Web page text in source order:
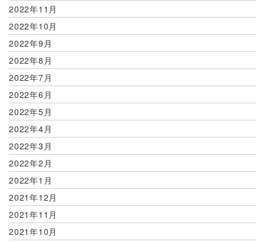
2022年11月
2022年10月
2022年9月
2022年8月
2022年7月
2022年6月
2022年5月
2022年4月
2022年3月
2022年2月
2022年1月
2021年12月
2021年11月
2021年10月